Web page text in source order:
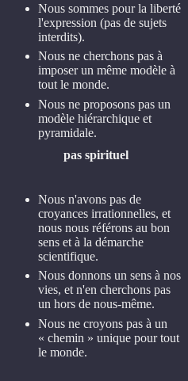
Nous sommes pour la liberté
l'expression (pas de sujets
interdits).
Nous ne cherchons pas à
imposer un même modèle à
tout le monde.
Nous ne proposons pas un
modèle hiérarchique et
pyramidale.
pas spirituel
Nous n'avons pas de
croyances irrationnelles, et
nous nous référons au bon
sens et à la démarche
scientifique.
Nous donnons un sens à nos
vies, et n'en cherchons pas
un hors de nous-même.
Nous ne croyons pas à un
« chemin » unique pour tout
le monde.